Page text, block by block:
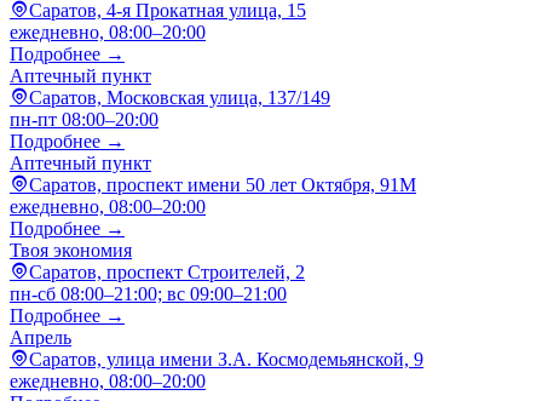
Саратов, 4-я Прокатная улица, 15
ежедневно, 08:00–20:00
Подробнее →
Аптечный пункт
Саратов, Московская улица, 137/149
пн-пт 08:00–20:00
Подробнее →
Аптечный пункт
Саратов, проспект имени 50 лет Октября, 91М
ежедневно, 08:00–20:00
Подробнее →
Твоя экономия
Саратов, проспект Строителей, 2
пн-сб 08:00–21:00; вс 09:00–21:00
Подробнее →
Апрель
Саратов, улица имени З.А. Космодемьянской, 9
ежедневно, 08:00–20:00